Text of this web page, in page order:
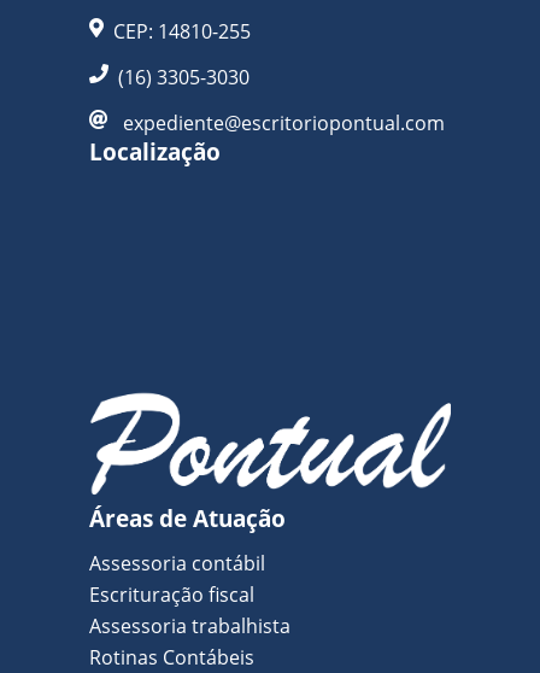
CEP: 14810-255
(16) 3305-3030
expediente@escritoriopontual.com
Localização
Áreas de Atuação
Assessoria contábil
Escrituração fiscal
Assessoria trabalhista
Rotinas Contábeis